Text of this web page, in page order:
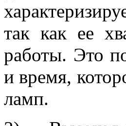
так как ее
работы. Это
и время,
ламп.